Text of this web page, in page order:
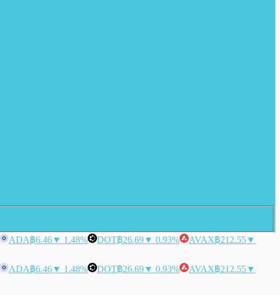
ADA฿6.46▼ 1.48% DOT฿26.69▼ 0.93% AVAX฿212.55▼
ADA฿6.46▼ 1.48% DOT฿26.69▼ 0.93% AVAX฿212.55▼